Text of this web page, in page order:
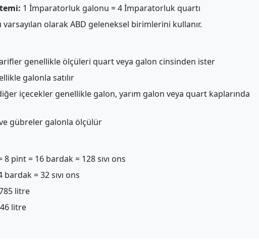
1 İmparatorluk galonu = 4 İmparatorluk quartı
olarak ABD geleneksel birimlerini kullanır.
genellikle ölçüleri quart veya galon cinsinden ister
galonla satılır
içecekler genellikle galon, yarım galon veya quart kaplarında
gübreler galonla ölçülür
pint = 16 bardak = 128 sıvı ons
= 32 sıvı ons
litre
litre